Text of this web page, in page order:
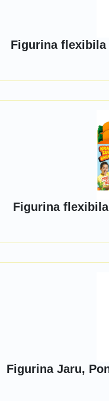
Figurina flexibila
Figurina
Figurina Jaru,